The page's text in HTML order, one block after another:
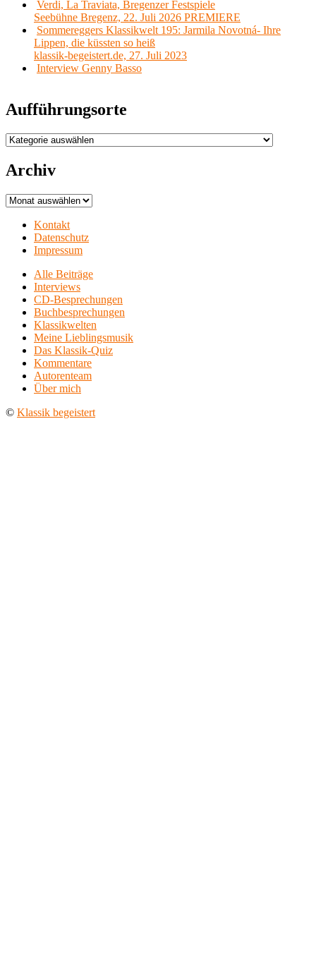
Verdi, La Traviata, Bregenzer Festspiele
Seebühne Bregenz, 22. Juli 2026 PREMIERE
Sommereggers Klassikwelt 195: Jarmila Novotná- Ihre
Lippen, die küssten so heiß
klassik-begeistert.de, 27. Juli 2023
Interview Genny Basso
Aufführungsorte
Aufführungsorte
Archiv
Archiv
Kontakt
Datenschutz
Impressum
Alle Beiträge
Interviews
CD-Besprechungen
Buchbesprechungen
Klassikwelten
Meine Lieblingsmusik
Das Klassik-Quiz
Kommentare
Autorenteam
Über mich
© Klassik begeistert